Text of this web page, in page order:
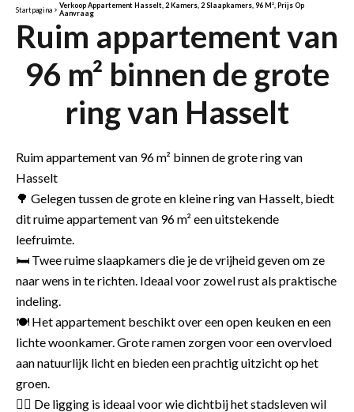
Startpagina
Verkoop Appartement Hasselt, 2 Kamers, 2 Slaapkamers, 96 M², Prijs Op
Aanvraag
Ruim appartement van
96 m² binnen de grote
ring van Hasselt
Ruim appartement van 96 m² binnen de grote ring van
Hasselt
🌳 Gelegen tussen de grote en kleine ring van Hasselt, biedt
dit ruime appartement van 96 m² een uitstekende
leefruimte.
🛏️ Twee ruime slaapkamers die je de vrijheid geven om ze
naar wens in te richten. Ideaal voor zowel rust als praktische
indeling.
🍽️ Het appartement beschikt over een open keuken en een
lichte woonkamer. Grote ramen zorgen voor een overvloed
aan natuurlijk licht en bieden een prachtig uitzicht op het
groen.
🚶‍♂️ De ligging is ideaal voor wie dichtbij het stadsleven wil